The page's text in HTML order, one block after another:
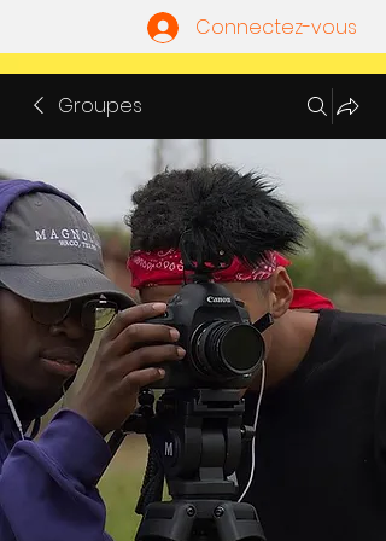
Connectez-vous
Groupes